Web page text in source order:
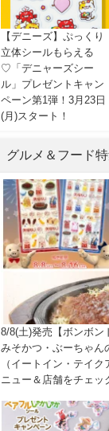
【デニーズ】ぷっくり
立体シールもらえる
♡「デニャーズシー
ル」プレゼントキャン
ペーン第1弾！3月23日
(月)スタート！
グルメ＆フード
8/8(土)発売【ボンボン
みそかつ・ぶーちゃ
（イートイン・テイ
ニュー＆店舗をチェッ